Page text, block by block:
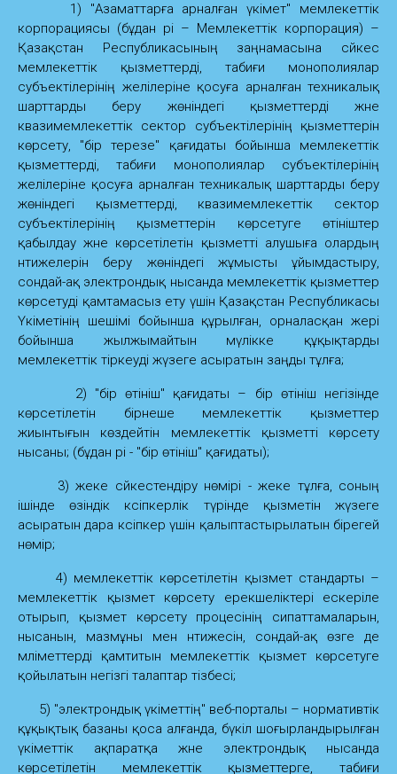
1) "Азаматтарға арналған үкімет" мемлекеттік
корпорациясы (бұдан әрі – Мемлекеттік корпорация) –
Қазақстан Республикасының заңнамасына сәйкес
мемлекеттік қызметтерді, табиғи монополиялар
субъектілерінің желілеріне қосуға арналған техникалық
шарттарды беру жөніндегі қызметтерді және
квазимемлекеттік сектор субъектілерінің қызметтерін
көрсету, "бір терезе" қағидаты бойынша мемлекеттік
қызметтерді, табиғи монополиялар субъектілерінің
желілеріне қосуға арналған техникалық шарттарды беру
жөніндегі қызметтерді, квазимемлекеттік сектор
субъектілерінің қызметтерін көрсетуге өтініштер
қабылдау және көрсетілетін қызметті алушыға олардың
нәтижелерін беру жөніндегі жұмысты ұйымдастыру,
сондай-ақ электрондық нысанда мемлекеттік қызметтер
көрсетуді қамтамасыз ету үшін Қазақстан Республикасы
Үкіметінің шешімі бойынша құрылған, орналасқан жері
бойынша жылжымайтын мүлікке құқықтарды
мемлекеттік тіркеуді жүзеге асыратын заңды тұлға;
2) "бір өтініш" қағидаты – бір өтініш негізінде
көрсетілетін бірнеше мемлекеттік қызметтер
жиынтығын көздейтін мемлекеттік қызметті көрсету
нысаны; (бұдан әрі - "бір өтініш" қағидаты);
3) жеке сәйкестендiру нөмiрi - жеке тұлға, соның
iшiнде өзiндiк кәсiпкерлiк түрiнде қызметiн жүзеге
асыратын дара кәсiпкер үшiн қалыптастырылатын бiрегей
нөмiр;
4) мемлекеттік көрсетілетін қызмет стандарты –
мемлекеттік қызмет көрсету ерекшеліктері ескеріле
отырып, қызмет көрсету процесінің сипаттамаларын,
нысанын, мазмұны мен нәтижесін, сондай-ақ өзге де
мәліметтерді қамтитын мемлекеттік қызмет көрсетуге
қойылатын негізгі талаптар тізбесі;
5) "электрондық үкіметтің" веб-порталы – нормативтік
құқықтық базаны қоса алғанда, бүкіл шоғырландырылған
үкіметтік ақпаратқа және электрондық нысанда
көрсетілетін мемлекеттік қызметтерге, табиғи